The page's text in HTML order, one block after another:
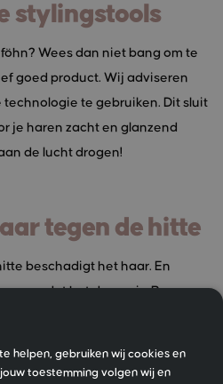
stylingstools
Wees dan niet bang om te
goed product. Wij adviseren
te gebruiken. Dit sluit
je haren zacht en glanzend
de lucht drogen!
tegen de hitte
beschadigt het haar. En
omdat het droger is. Breng
product aan in je haar
te beschermen tegen de zon.
helpen, gebruiken wij cookies en
toestemming volgen wij en